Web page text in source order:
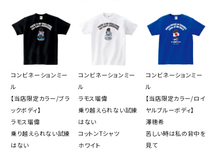
コンビネーションミー
ル
【当店限定カラー/ブラ
ックボディ】
ラモス瑠偉
乗り越えられない試練
はない
コンビネーションミー
ル
ラモス瑠偉
乗り越えられない試練
はない
コットンTシャツ
ホワイト
コンビネーションミー
ル
【当店限定カラー/ロイ
ヤルブルーボディ】
澤穂希
苦しい時は私の背中を
見て